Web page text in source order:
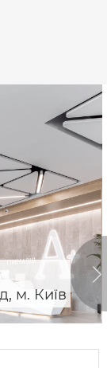
м. Київ